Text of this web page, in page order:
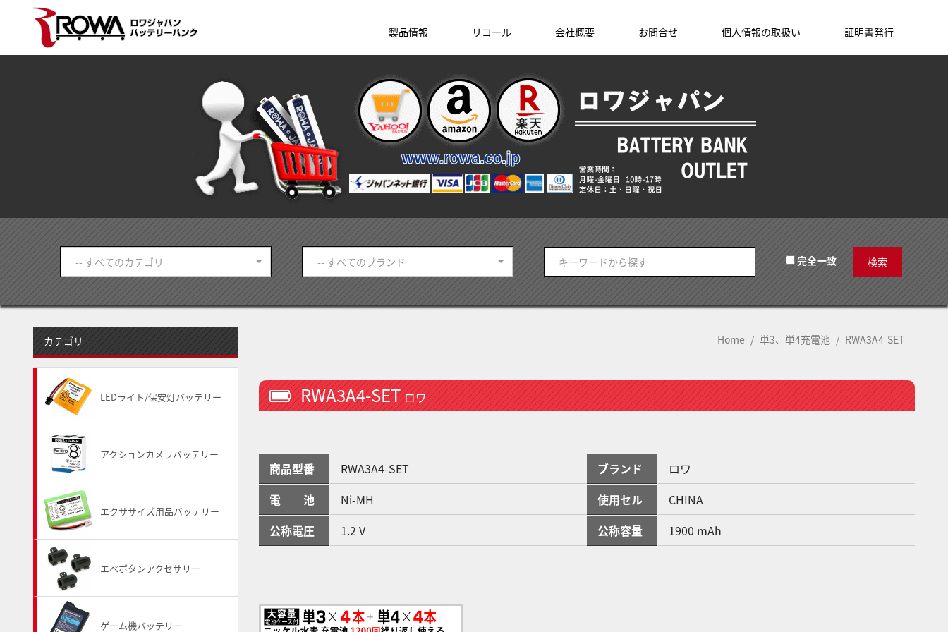
製品情報 リコール 会社概要 お問合せ 個人情報の取扱い 証明書発行
-- すべてのカテゴリ -- すべてのブランド 完全一致 検索
カテゴリ
LEDライト/保安灯バッテリー
アクションカメラバッテリー
エクササイズ用品バッテリー
エペボタンアクセサリー
ゲーム機バッテリー
Home 単3、単4充電池 RWA3A4-SET
RWA3A4-SET ロワ
商品型番 RWA3A4-SET ブランド
ロワ
電 池
Ni-MH 使用セル
CHINA
公称電圧
1.2 V 公称容量 1900 mAh